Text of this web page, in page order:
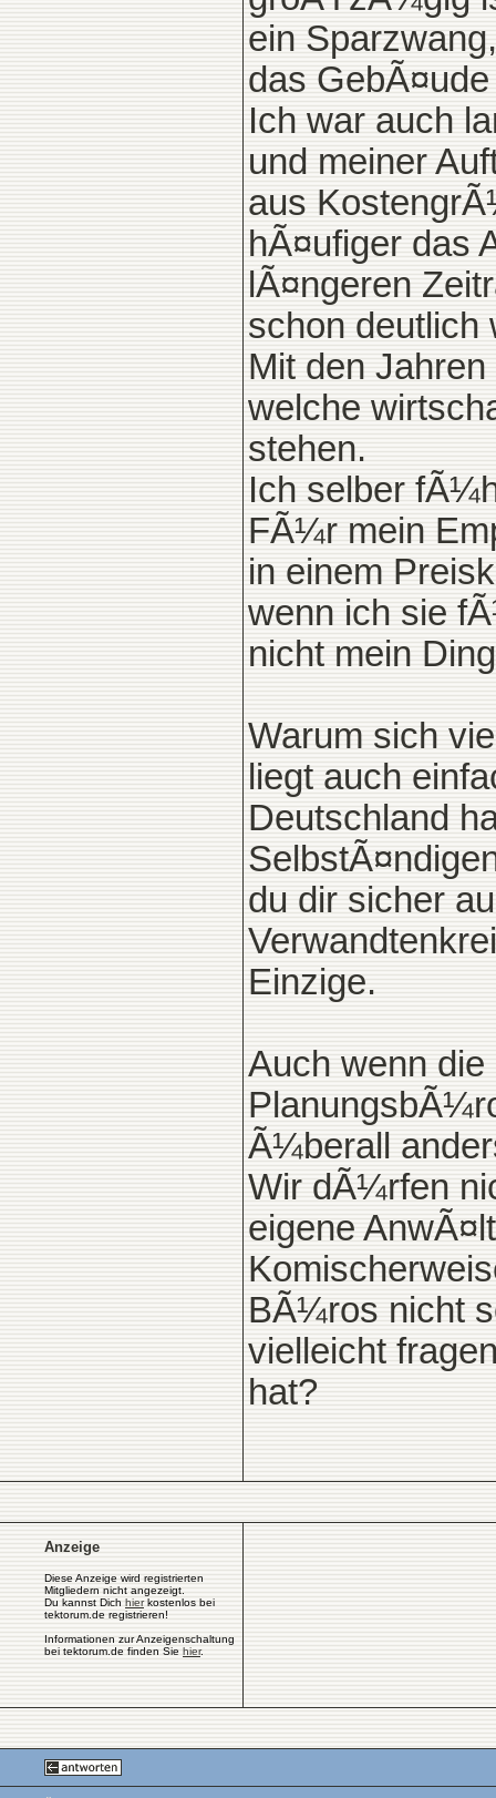
ein
das
Ich war auch
und meiner
aus
hÃ¤ufiger das
lÃ¤ngeren
schon deutlich
Mit den
welche
stehen.
Ich selber
FÃ¼r mein
in einem
wenn ich sie
nicht mein
Warum sich
liegt auch
Deutschland
du dir sicher
Einzige.
Auch wenn
Ã¼berall
Wir dÃ¼rfen
eigene
BÃ¼ros nicht
vielleicht
hat?
Anzeige
Diese Anzeige wird registrierten
Mitgliedern nicht angezeigt.
Du kannst Dich hierkostenlos bei
tektorum.de registrieren!
Informationen zur Anzeigenschaltung
bei tektorum.de finden Sie hier.